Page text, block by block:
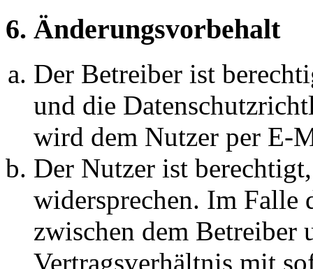
6. Änderungsvorbehalt
Der Betreiber ist
und die
wird dem Nutzer per E-
Der Nutzer ist
widersprechen. Im Falle
zwischen dem Betreiber
Vertragsverhältnis mit